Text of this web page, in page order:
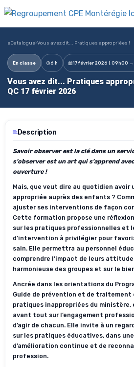
eCatalogue›Vous avez dit... Pratiques appropriées !
En classe 6 h 17 février 2026 ( 09h00 →
Vous avez dit... Pratiques
QC 17 février 2026
Description
Savoir observer est la clé dans un
s’observer est un art qui s’apprend
ouverture !
Mais, que veut dire au quotidien
appropriée auprès des enfants ?
ajuster ses interventions de façon
Cette formation propose une
sur les pratiques professionnelles et
d’intervention à privilégier pour
sain. Elle permettra au personnel
comprendre l’impact de leurs
harmonieuse des groupes et sur le
Ancrée dans les orientations du
Guide de prévention et de
pratiques inappropriées du
avant tout sur l’engagement
d’agir de chacun. Elle invite à un
sur les pratiques éducatives, dans
d’amélioration continue et de
profession.